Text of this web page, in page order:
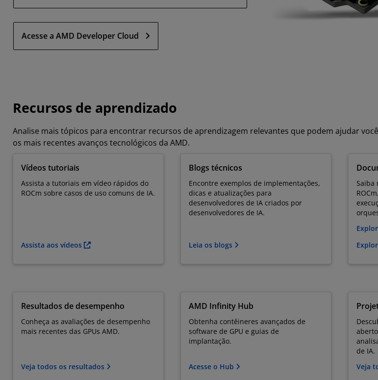
Acesse a AMD Developer Cloud
Recursos de aprendizado
Analise mais tópicos para encontrar recursos de aprendizagem relevantes que podem ajudar
os mais recentes avanços tecnológicos da AMD.
Vídeos tutoriais
Assista a tutoriais em vídeo rápidos do
ROCm sobre casos de uso comuns de IA.
Assista aos vídeos
Blogs técnicos
Encontre exemplos de implementações,
dicas e atualizações para
desenvolvedores de IA criados por
desenvolvedores de IA.
Leia os blogs
Saiba
Resultados de desempenho
Conheça as avaliações de desempenho
mais recentes das GPUs AMD.
Veja todos os resultados
AMD Infinity Hub
Obtenha contêineres avançados de
software de GPU e guias de
implantação.
Acesse o Hub
de IA.
Veja